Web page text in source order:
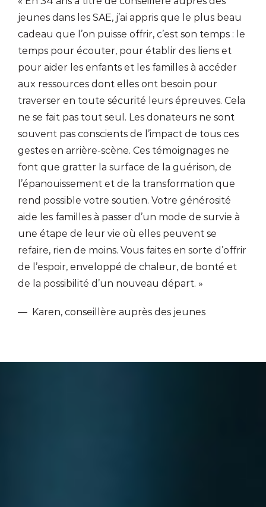
jeunes dans les SAE, j’ai appris que le plus beau
cadeau que l’on puisse offrir, c’est son temps : le
temps pour écouter, pour établir des liens et
pour aider les enfants et les familles à accéder
aux ressources dont elles ont besoin pour
traverser en toute sécurité leurs épreuves. Cela
ne se fait pas tout seul. Les donateurs ne sont
souvent pas conscients de l’impact de tous ces
gestes en arrière-scène. Ces témoignages ne
font que gratter la surface de la guérison, de
l’épanouissement et de la transformation que
rend possible votre soutien. Votre générosité
aide les familles à passer d’un mode de survie à
une étape de leur vie où elles peuvent se
refaire, rien de moins. Vous faites en sorte d’offrir
de l’espoir, enveloppé de chaleur, de bonté et
de la possibilité d’un nouveau départ. »
— Karen, conseillère auprès des jeunes